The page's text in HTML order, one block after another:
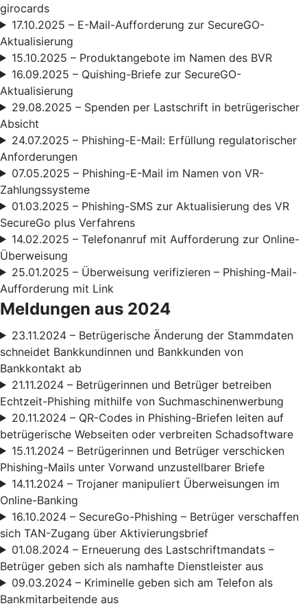
girocards
17.10.2025 – E-Mail-Aufforderung zur SecureGO-
Aktualisierung
15.10.2025 – Produktangebote im Namen des BVR
16.09.2025 – Quishing-Briefe zur SecureGO-
Aktualisierung
29.08.2025 – Spenden per Lastschrift in betrügerischer
Absicht
24.07.2025 – Phishing-E-Mail: Erfüllung regulatorischer
Anforderungen
07.05.2025 – Phishing-E-Mail im Namen von VR-
Zahlungssysteme
01.03.2025 – Phishing-SMS zur Aktualisierung des VR
SecureGo plus Verfahrens
14.02.2025 – Telefonanruf mit Aufforderung zur Online-
Überweisung
25.01.2025 – Überweisung verifizieren – Phishing-Mail-
Aufforderung mit Link
Meldungen aus 2024
23.11.2024 – Betrügerische Änderung der Stammdaten
schneidet Bankkundinnen und Bankkunden von
Bankkontakt ab
21.11.2024 – Betrügerinnen und Betrüger betreiben
Echtzeit-Phishing mithilfe von Suchmaschinenwerbung
20.11.2024 – QR-Codes in Phishing-Briefen leiten auf
betrügerische Webseiten oder verbreiten Schadsoftware
15.11.2024 – Betrügerinnen und Betrüger verschicken
Phishing-Mails unter Vorwand unzustellbarer Briefe
14.11.2024 – Trojaner manipuliert Überweisungen im
Online-Banking
16.10.2024 – SecureGo-Phishing – Betrüger verschaffen
sich TAN-Zugang über Aktivierungsbrief
01.08.2024 – Erneuerung des Lastschriftmandats –
Betrüger geben sich als namhafte Dienstleister aus
09.03.2024 – Kriminelle geben sich am Telefon als
Bankmitarbeitende aus